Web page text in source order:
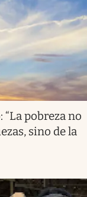
pobreza no
sino de la